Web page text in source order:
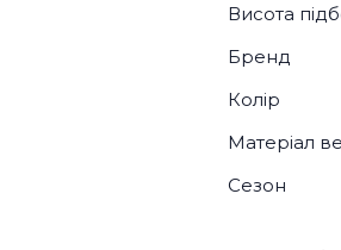
Висота
Бренд
Колір
Матеріал
Сезон